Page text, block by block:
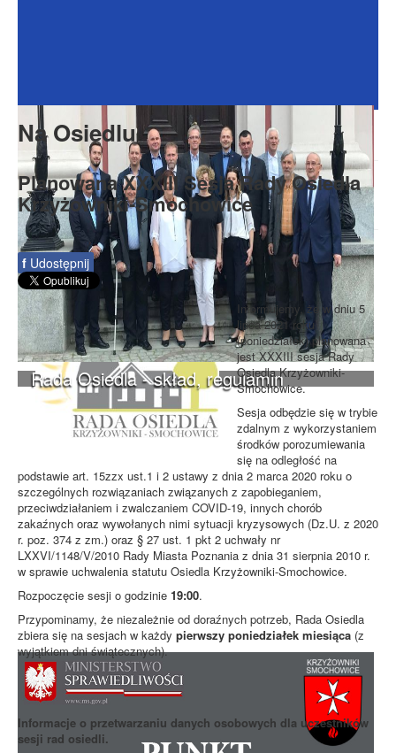
Rada Seniorów
Rada Osiedla - skład, regulamin
Na Osiedlu
Planowana XXXIII Sesja Rady Osiedla
Krzyżowniki-Smochowice
f Udostępnij
Informujemy, że w dniu 5
lipca 2021 roku
(poniedziałek) planowana
jest XXXIII sesja Rady
Osiedla Krzyżowniki-
Smochowice.
Sesja odbędzie się w trybie
zdalnym z wykorzystaniem
środków porozumiewania
się na odległość na
podstawie art. 15zzx ust.1 i 2 ustawy z dnia 2 marca 2020 roku o
szczególnych rozwiązaniach związanych z zapobieganiem,
przeciwdziałaniem i zwalczaniem COVID-19, innych chorób
zakaźnych oraz wywołanych nimi sytuacji kryzysowych (Dz.U. z 2020
r. poz. 374 z zm.) oraz § 27 ust. 1 pkt 2 uchwały nr
LXXVI/1148/V/2010 Rady Miasta Poznania z dnia 31 sierpnia 2010 r.
w sprawie uchwalenia statutu Osiedla Krzyżowniki-Smochowice.
Rozpoczęcie sesji o godzinie 19:00.
Przypominamy, że niezależnie od doraźnych potrzeb, Rada Osiedla
zbiera się na sesjach w każdy pierwszy poniedziałek miesiąca (z
wyjątkiem dni świątecznych).
Informacje o przetwarzaniu danych osobowych dla uczestników
sesji rad osiedli.